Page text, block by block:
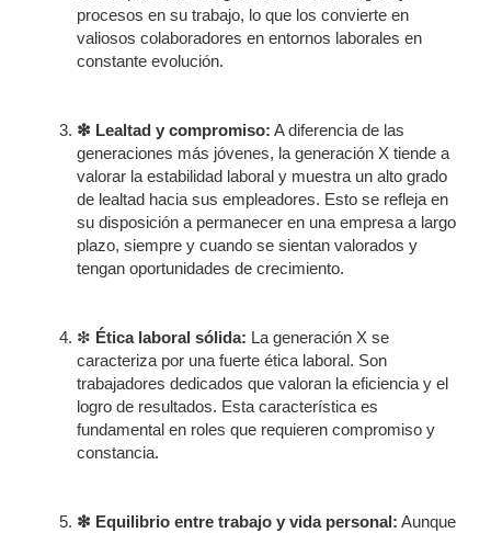
procesos en su trabajo, lo que los convierte en
valiosos colaboradores en entornos laborales en
constante evolución.
❇ Lealtad y compromiso: A diferencia de las
generaciones más jóvenes, la generación X tiende a
valorar la estabilidad laboral y muestra un alto grado
de lealtad hacia sus empleadores. Esto se refleja en
su disposición a permanecer en una empresa a largo
plazo, siempre y cuando se sientan valorados y
tengan oportunidades de crecimiento.
❇ Ética laboral sólida: La generación X se
caracteriza por una fuerte ética laboral. Son
trabajadores dedicados que valoran la eficiencia y el
logro de resultados. Esta característica es
fundamental en roles que requieren compromiso y
constancia.
❇ Equilibrio entre trabajo y vida personal: Aunque